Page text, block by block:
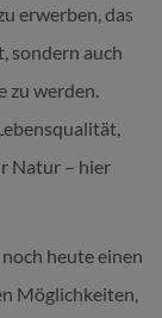
erwerben, das
sondern auch
zu werden.
Natur – hier
heute einen
Möglichkeiten,